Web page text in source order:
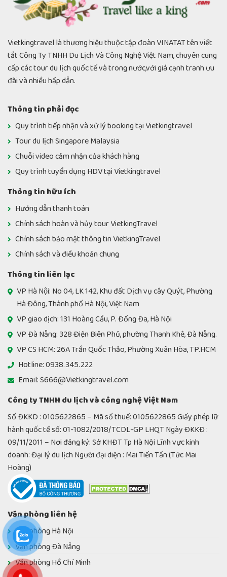
12/12/2018 admin
Vietkingtravel là thương hiệu thuộc tập đoàn VINATAT tên viết
tắt Công Ty TNHH Du Lịch Và Công Nghệ Việt Nam, chuyên cung
cấp các tour du lịch quốc tế và trong nước,với giá cạnh tranh ưu
đãi và nhiều hấp dẫn.
Thông tin phải đọc
Quy trình tiếp nhận và xử lý booking tại Vietkingtravel
Tour du lịch Singapore Malaysia
Chuỗi video cảm nhận của khách hàng
Quy trình tuyển dụng HDV tại Vietkingtravel
Thông tin hữu ích
Hướng dẫn thanh toán
Chính sách hoàn và hủy tour VietkingTravel
Chính sách bảo mật thông tin VietkingTravel
Chính sách và điều khoản chung
Thông tin liên lạc
VP Hà Nội: No 04, LK 142, Khu đất Dịch vụ cây Quýt, Phường
Hà Đông, Thành phố Hà Nội, Việt Nam
VP giao dịch: 131 Hoàng Cầu, P. Đống Đa, Hà Nội
VP Đà Nẵng: 328 Điện Biên Phủ, phường Thanh Khê, Đà Nẵng.
VP CS HCM: 26A Trần Quốc Thảo, Phường Xuân Hòa, TP.HCM
Hotline: 0938.345.222
Email: S666@Vietkingtravel.com
Công ty TNHH du lịch và công nghệ Việt Nam
Số ĐKKD : 0105622865 – Mã số thuế: 0105622865 Giấy phép lữ
hành quốc tế số: 01-1082/2018/TCDL-GP LHQT Ngày ĐKKĐ :
09/11/2011 – Nơi đăng ký: Sở KHĐT Tp Hà Nội Lĩnh vực kinh
doanh: Đại lý du lịch Người đại diện : Mai Tiến Tần (Tức Mai
Hoàng)
Văn phòng liên hệ
Văn phòng Hà Nội
Văn phòng Đà Nẵng
Văn phòng Hồ Chí Minh